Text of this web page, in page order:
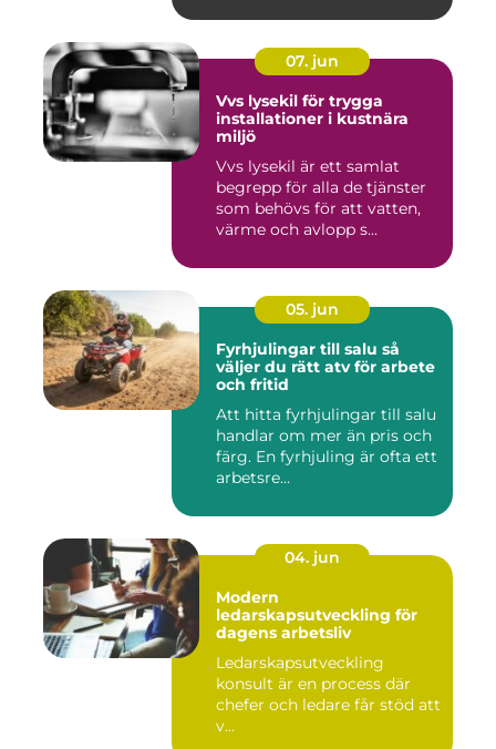
07. jun
Vvs lysekil för trygga
installationer i kustnära
miljö
Vvs lysekil är ett samlat
begrepp för alla de tjänster
som behövs för att vatten,
värme och avlopp s...
05. jun
Fyrhjulingar till salu så
väljer du rätt atv för arbete
och fritid
Att hitta fyrhjulingar till salu
handlar om mer än pris och
färg. En fyrhjuling är ofta ett
arbetsre...
04. jun
Modern
ledarskapsutveckling för
dagens arbetsliv
Ledarskapsutveckling
konsult är en process där
chefer och ledare får stöd att
v...